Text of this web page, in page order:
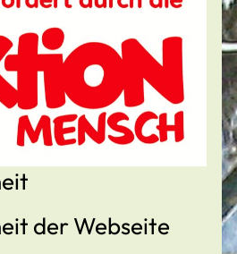
der Webseite